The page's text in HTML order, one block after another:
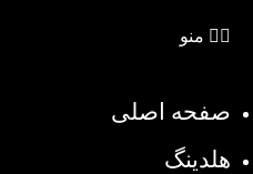
منو
صفحه اصلی
هلدینگ